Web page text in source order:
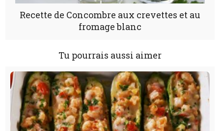
Recette de Concombre aux crevettes et au
fromage blanc
Tu pourrais aussi aimer